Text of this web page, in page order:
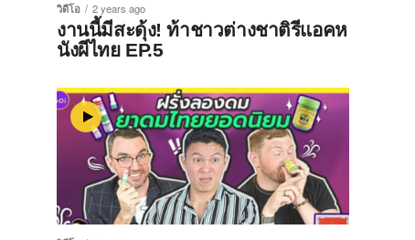
วิดีโอ 2 years ago
งานนี้มีสะดุ้ง! ท้าชาวต่างชาติรีแอคห
นังผีไทย EP.5